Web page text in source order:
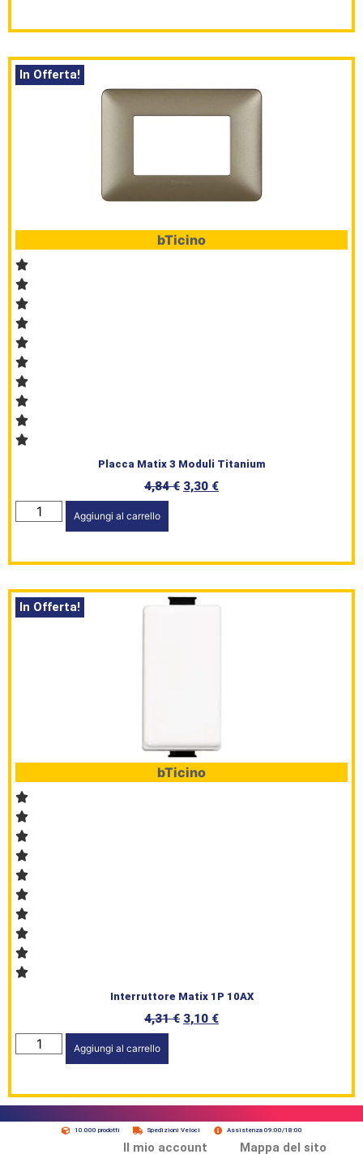
In Offerta!
bTicino
Placca Matix 3 Moduli Titanium
4,84€ 3,30 €
Aggiungi al carrello
In Offerta!
bTicino
Interruttore Matix 1P 10AX
4,31€ 3,10 €
Aggiungi al carrello
10.000 prodotti Spedizioni Veloci Assistenza 09:00/18:00
Il mio account Mappa del sito